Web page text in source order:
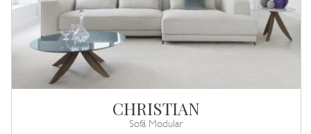
CHRISTIAN
Sofá Modular